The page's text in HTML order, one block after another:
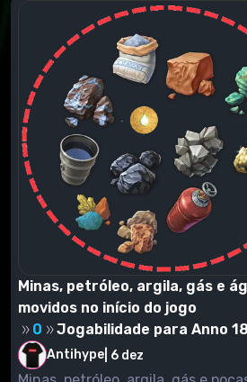
Minas, petróleo, argila, gás e
movidos no início do jogo
0
Jogabilidade para Anno
Antihype 6 dez